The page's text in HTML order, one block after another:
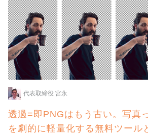
代表取締役 宮永
透過=即PNGはもう古い。写真
を劇的に軽量化する無料ツール